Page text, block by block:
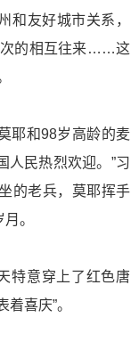
和友好城市关系，
次的相互往来……这
耶和98岁高龄的麦
人民热烈欢迎。”习
的老兵，莫耶挥手
。
特意穿上了红色唐
喜庆”。